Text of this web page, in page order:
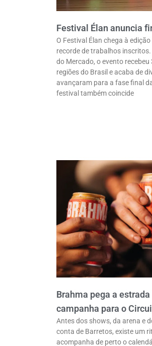
Festival Élan anuncia
O Festival Élan chega à
recorde de trabalhos
do Mercado, o evento
regiões do Brasil e acaba de
avançaram para a fase final
festival também coincide
Brahma pega a
campanha para o
Antes dos shows, da arena e
conta de Barretos, existe um
acompanha de perto o